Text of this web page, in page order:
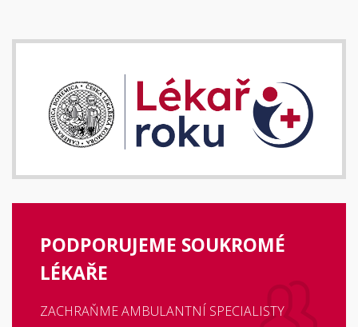
PODPORUJEME SOUKROMÉ
LÉKAŘE
ZACHRAŇME AMBULANTNÍ SPECIALISTY